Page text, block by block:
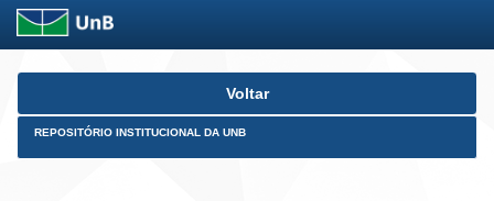
Skip
Voltar
REPOSITÓRIO INSTITUCIONAL DA UNB